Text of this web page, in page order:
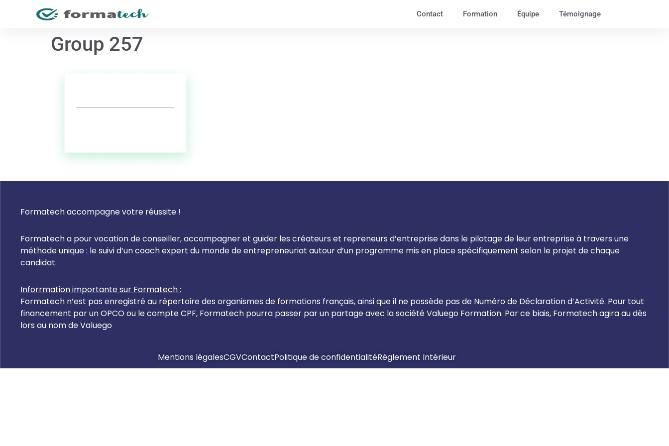
Contact Formation Équipe Témoignage
Group 257
Formatech accompagne votre réussite !
Formatech a pour vocation de conseiller, accompagner et guider les créateurs et repreneurs d’entreprise dans le pilotage de leur entreprise à travers une
méthode unique : le suivi d’un coach expert du monde de entrepreneuriat autour d’un programme mis en place spécifiquement selon le projet de chaque
candidat.
Inforrmation importante sur Formatech :
Formatech n’est pas enregistré au répertoire des organismes de formations français, ainsi que il ne possède pas de Numéro de Déclaration d’Activité. Pour tout
financement par un OPCO ou le compte CPF, Formatech pourra passer par un partage avec la société Valuego Formation. Par ce biais, Formatech agira au dès
lors au nom de Valuego
Mentions légalesCGVContactPolitique de confidentialitéRèglement Intérieur